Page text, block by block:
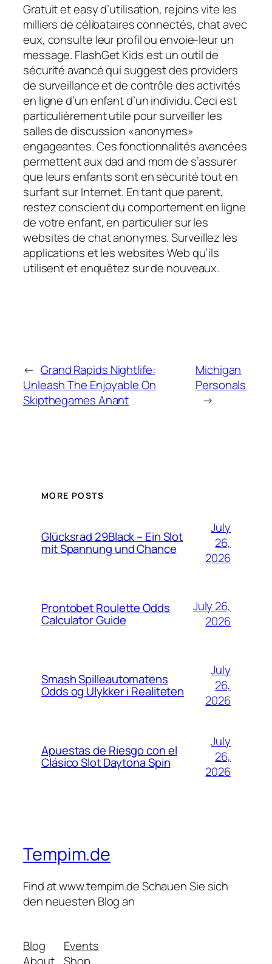
Gratuit et easy d’utilisation, rejoins vite les
milliers de célibataires connectés, chat avec
eux, consulte leur profil ou envoie-leur un
message. FlashGet Kids est un outil de
sécurité avancé qui suggest des providers
de surveillance et de contrôle des activités
en ligne d’un enfant d’un individu. Ceci est
particulièrement utile pour surveiller les
salles de discussion «anonymes»
engageantes. Ces fonctionnalités avancées
permettent aux dad and mom de s’assurer
que leurs enfants sont en sécurité tout en
surfant sur Internet. En tant que parent,
restez conscient du comportement en ligne
de votre enfant, en particulier sur les
websites de chat anonymes. Surveillez les
applications et les websites Web qu’ils
utilisent et enquêtez sur de nouveaux.
← Grand Rapids Nightlife:
Unleash The Enjoyable On
Skipthegames Anant
Michigan
Personals
→
MORE POSTS
Glücksrad 29Black – Ein Slot
mit Spannung und Chance
July
26,
2026
Prontobet Roulette Odds
Calculator Guide
July 26,
2026
Smash Spilleautomatens
Odds og Ulykker i Realiteten
July
26,
2026
Apuestas de Riesgo con el
Clásico Slot Daytona Spin
July
26,
2026
Tempim.de
Find at www.tempim.de Schauen Sie sich
den neuesten Blog an
Blog
Events